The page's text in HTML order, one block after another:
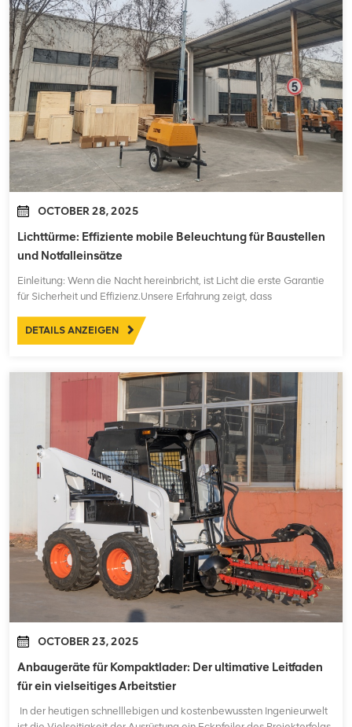
OCTOBER 28, 2025
Lichttürme: Effiziente mobile Beleuchtung für Baustellen
und Notfalleinsätze
Einleitung: Wenn die Nacht hereinbricht, ist Licht die erste Garantie
für Sicherheit und Effizienz.Unsere Erfahrung zeigt, dass
beispielsweise verstreute, fest installierte Lichtmasten oder der
Einsatz kleiner Generatoren mit Kabeln – zahlreiche Nach...
DETAILS ANZEIGEN
OCTOBER 23, 2025
Anbaugeräte für Kompaktlader: Der ultimative Leitfaden
für ein vielseitiges Arbeitstier
In der heutigen schnelllebigen und kostenbewussten Ingenieurwelt